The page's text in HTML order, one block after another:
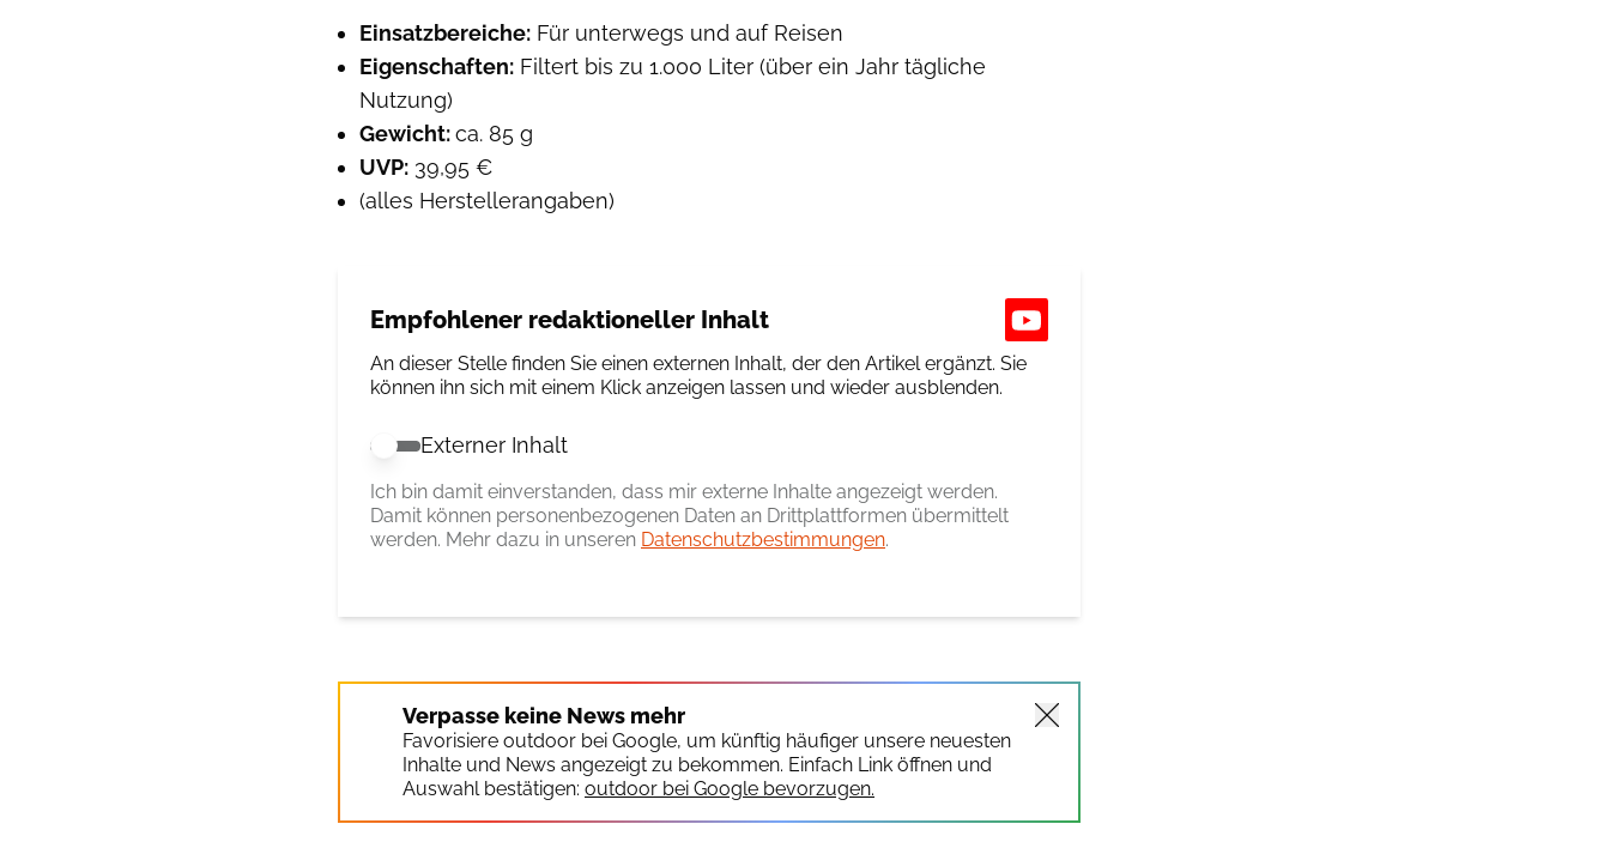
Einsatzbereiche: Für unterwegs und auf Reisen
Eigenschaften: Filtert bis zu 1.000 Liter (über ein Jahr tägliche
Nutzung)
Gewicht:ca. 85 g
UVP: 39,95 €
(alles Herstellerangaben)
Empfohlener redaktioneller Inhalt
An dieser Stelle finden Sie einen externen Inhalt, der den Artikel ergänzt. Sie
können ihn sich mit einem Klick anzeigen lassen und wieder ausblenden.
Externer Inhalt erlauben
Externer Inhalt
Ich bin damit einverstanden, dass mir externe Inhalte angezeigt werden.
Damit können personenbezogenen Daten an Drittplattformen übermittelt
werden. Mehr dazu in unseren Datenschutzbestimmungen.
Verpasse keine News mehr
Favorisiere outdoor bei Google, um künftig häufiger unsere neuesten
Inhalte und News angezeigt zu bekommen. Einfach Link öffnen und
Auswahl bestätigen: outdoor bei Google bevorzugen.